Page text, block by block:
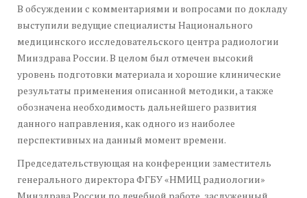
В обсуждении с комментариями и вопросами по докладу
выступили ведущие специалисты Национального
медицинского исследовательского центра радиологии
Минздрава России. В целом был отмечен высокий
уровень подготовки материала и хорошие клинические
результаты применения описанной методики, а также
обозначена необходимость дальнейшего развития
данного направления, как одного из наиболее
перспективных на данный момент времени.
Председательствующая на конференции заместитель
генерального директора ФГБУ «НМИЦ радиологии»